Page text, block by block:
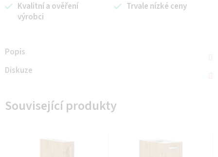
Kvalitní a ověření
výrobci
Trvale nízké ceny
Popis
Diskuze
Související produkty